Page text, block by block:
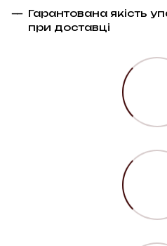
Гарантована якість
при доставці